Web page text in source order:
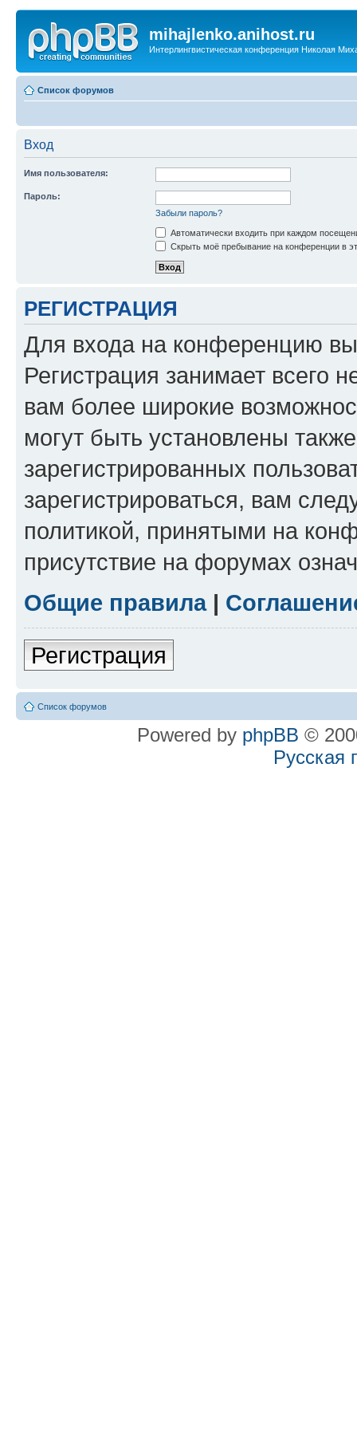
mihajlenko.anihost.ru
Интерлингвистическая конференция Николая
Список форумов
Вход
Имя пользователя:
Пароль:
Забыли пароль?
Автоматически входить при каждом
Скрыть моё пребывание на конференции в
РЕГИСТРАЦИЯ
Для входа на конференцию
Регистрация занимает всего
вам более широкие
могут быть установлены
зарегистрированных
зарегистрироваться, вам
политикой, принятыми на
присутствие на форумах
Общие правила|
Регистрация
Список форумов
Powered by phpBB ©
Русская